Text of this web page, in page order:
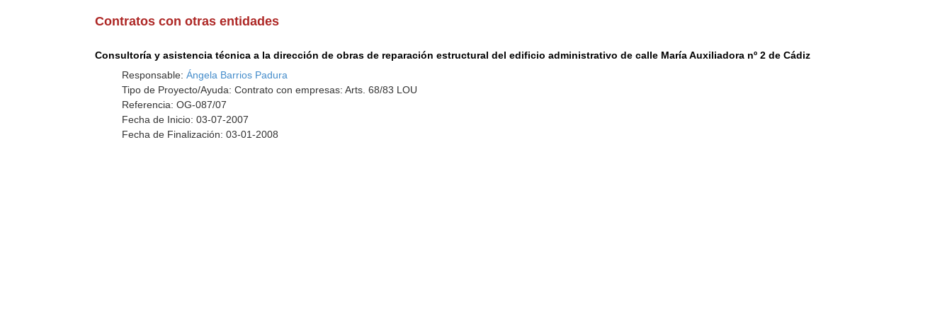
Contratos con otras entidades
Consultoría y asistencia técnica a la dirección de obras de reparación estructural del edificio administrativo de calle María Auxiliadora nº 2 de Cádiz
Responsable:Ángela Barrios Padura
Tipo de Proyecto/Ayuda: Contrato con empresas: Arts. 68/83 LOU
Referencia: OG-087/07
Fecha de Inicio: 03-07-2007
Fecha de Finalización: 03-01-2008